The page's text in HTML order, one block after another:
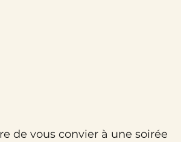
de vous convier à une soirée